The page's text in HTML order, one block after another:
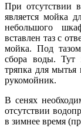
При отсутствии
является мойка
небольшого
вставлен таз с
мойка. Под
сбора воды. Тут
тряпка для
рукомойник.
В сенях
отсутствии
в зимнее время